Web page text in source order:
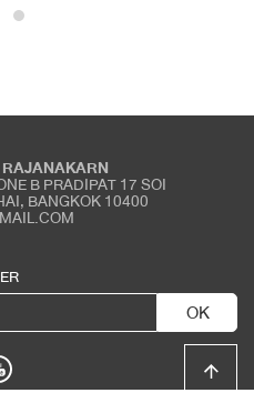
B PRADIPAT 17 SOI
BANGKOK 10400
OK